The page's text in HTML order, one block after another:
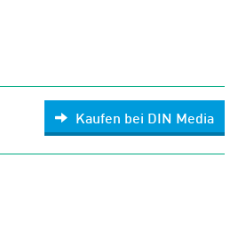
Kaufen bei DIN Media